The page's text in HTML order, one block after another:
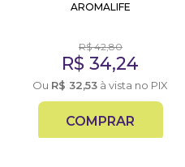
AROMALIFE
R$42,80
R$34,24
Ou R$ 32,53 à vista no PIX
COMPRAR